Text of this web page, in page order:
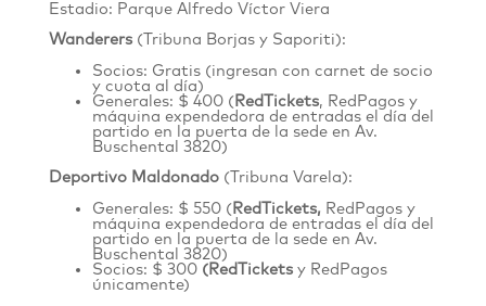
Estadio: Parque Alfredo Víctor Viera
Wanderers(Tribuna Borjas y Saporiti):
Socios: Gratis (ingresan con carnet de socio
y cuota al día)
Generales: $ 400 (RedTickets, RedPagos y
máquina expendedora de entradas el día del
partido en la puerta de la sede en Av.
Buschental 3820)
Deportivo Maldonado(Tribuna Varela):
Generales: $ 550 (RedTickets, RedPagos y
máquina expendedora de entradas el día del
partido en la puerta de la sede en Av.
Buschental 3820)
Socios: $ 300 (RedTicketsy RedPagos
únicamente)